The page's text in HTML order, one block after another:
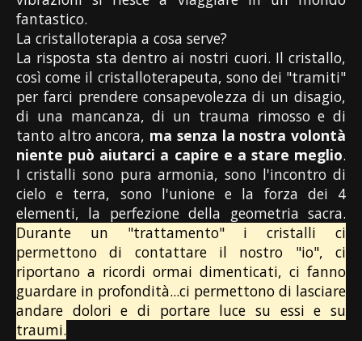
fantastico.
La cristalloterapia a cosa serve?
La risposta sta dentro ai nostri cuori. Il cristallo,
così come il cristalloterapeuta, sono dei "tramiti"
per farci prendere consapevolezza di un disagio,
di una mancanza, di un trauma rimosso e di
tanto altro ancora, ma senza la nostra volontà
niente può aiutarci a capire e a stare meglio.
I cristalli sono pura armonia, sono l'incontro di
cielo e terra, sono l'unione e la forza dei 4
elementi, la perfezione della geometria sacra.
Durante un "trattamento" i cristalli ci
permettono di contattare il nostro "io", ci
riportano a ricordi ormai dimenticati, ci fanno
guardare in profondità...ci permettono di lasciare
andare dolori e di portare luce su essi e su
traumi.